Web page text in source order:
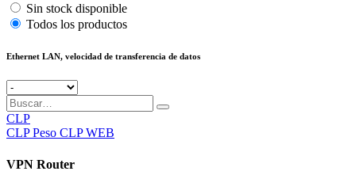
Sin stock disponible
Todos los productos
Ethernet LAN, velocidad de transferencia de datos
CLP
CLP Peso CLP WEB
VPN Router